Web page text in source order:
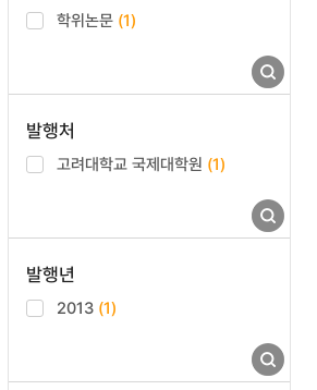
학위논문 (1)
발행처
고려대학교 국제대학원 (1)
발행년
2013 (1)